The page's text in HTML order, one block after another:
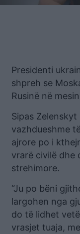
Presidenti
shpreh se
Rusinë në
Sipas
vazhdueshme
ajrore po i
vrarë civilë dhe
strehimore.
“Ju po bëni
largohen nga
do të lidhet
vrasjet tuaja,